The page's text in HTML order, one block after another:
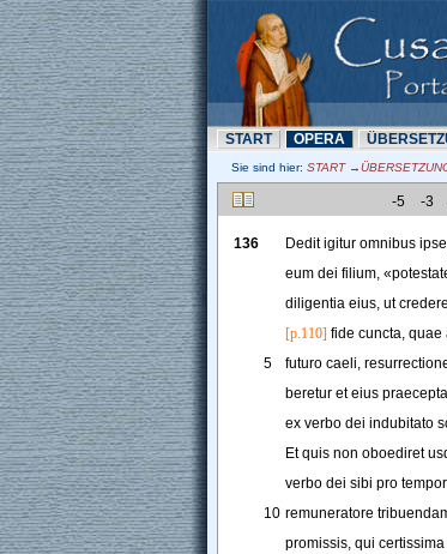
START OPERA
Sie sind hier: START
-5 -3
136 Dedit igitur omnibus ipse
eum dei filium, «
diligentia eius, ut
[p.110] fide cuncta, quae
5
futuro caeli,
beretur et eius praecepta
ex verbo dei indubitato
Et quis non oboediret
verbo dei sibi pro
10 remuneratore
promissis, qui certissima